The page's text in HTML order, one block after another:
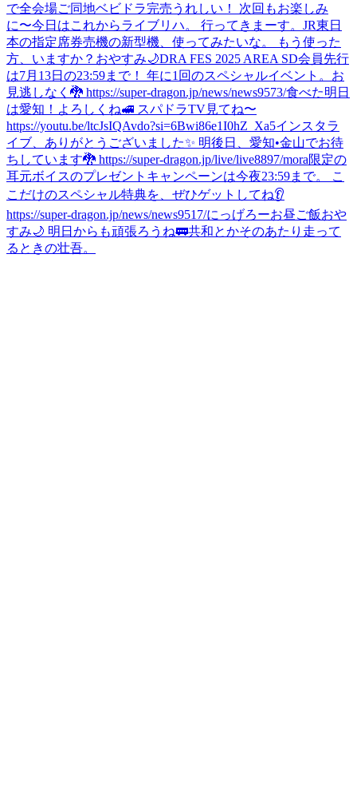
で全会場ご同地ベビドラ完売うれしい！ 次回もお楽しみ
に〜今日はこれからライブリハ。 行ってきまーす。 JR東日
本の指定席券売機の新型機、使ってみたいな。 もう使った
方、いますか？ おやすみ🌙DRA FES 2025 AREA SD会員先行
は7月13日の23:59まで！ 年に1回のスペシャルイベント。お
見逃しなく🐉 https://super-dragon.jp/news/news9573/食べた明日
は愛知！よろしくね🚅 スパドラTV見てね〜
https://youtu.be/ltcJsIQAvdo?si=6Bwi86e1I0hZ_Xa5インスタラ
イブ、ありがとうございました✨ 明後日、愛知•金山でお待
ちしています🐉 https://super-dragon.jp/live/live8897/mora限定の
耳元ボイスのプレゼントキャンペーンは今夜23:59まで。 こ
こだけのスペシャル特典を、ぜひゲットしてね👂
https://super-dragon.jp/news/news9517/にっげろーお昼ご飯おや
すみ🌙 明日からも頑張ろうね🚃共和とかそのあたり走って
るときの壮吾。